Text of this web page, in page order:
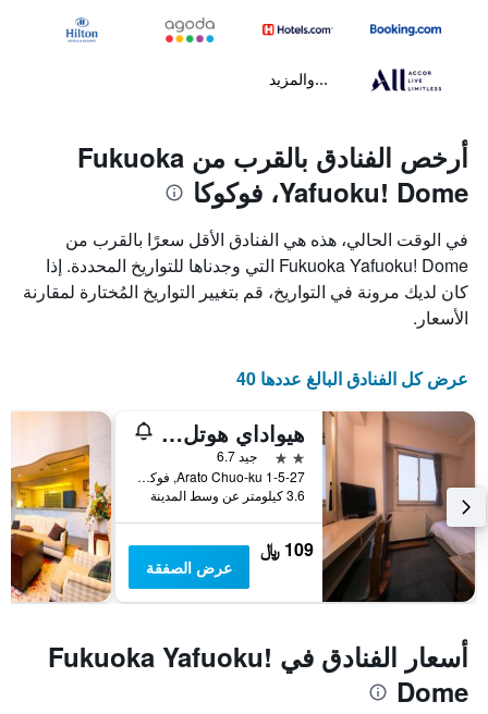
...والمزيد
أرخص الفنادق بالقرب من Fukuoka
Yafuoku! Dome، فوكوكا
في الوقت الحالي، هذه هي الفنادق الأقل سعرًا بالقرب من
Fukuoka Yafuoku! Dome التي وجدناها للتواريخ المحددة. إذا
كان لديك مرونة في التواريخ، قم بتغيير التواريخ المُختارة لمقارنة
الأسعار.
عرض كل الفنادق البالغ عددها 40
هيواداي هوتل أراتو
2 نجمتين
جيد 6.7
1-5-27 Arato Chuo-ku, فوكوكا, اليابان
3.6 كيلومتر عن وسط المدينة
109 ﷼
عرض الصفقة
أسعار الفنادق في Fukuoka Yafuoku!
Dome